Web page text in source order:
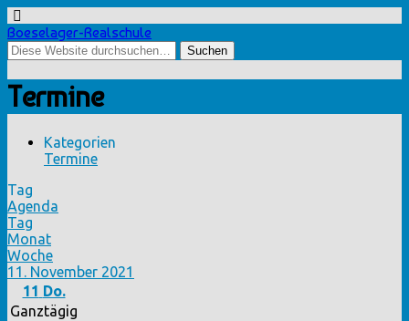
Boeselager-Realschule
Termine
Kategorien
Termine
Tag
Agenda
Tag
Monat
Woche
11. November 2021
11 Do.
Ganztägig